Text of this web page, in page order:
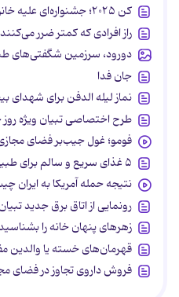
کن ۲۰۲۵؛ جشنواره‌ای علیه خانواده
راز افرادی که کمتر ضرر
دورود، سرزمین شگفتی‌های
جان فدا
نماز لیله الدفن برای شهدای
طرح اختصاصی تبیان ویژه
فومو؛ غول جیب‌بر فضای
۵ غذای سریع و سالم برای طبیعت‌گردی
نتیجه حمله آمریکا به ایران
رونمایی از اتاق برق جدید تبیان
زهرهای پنهان خانه را
قهرمان‌های خسته یا والدین
فروش داروی تجاوز در فضای